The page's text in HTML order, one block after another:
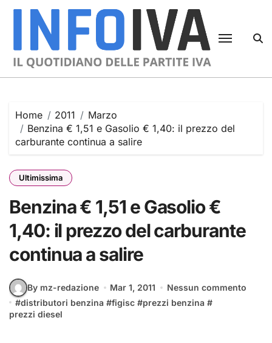
Skip
Home 2011
Marzo
Benzina € 1,51 e Gasolio € 1,40: il prezzo del
carburante continua a salire
Ultimissima
Benzina € 1,51 e Gasolio €
1,40: il prezzo del carburante
continua a salire
By mz-redazione Mar 1, 2011
Nessun commento
#distributori benzina #figisc #prezzi benzina #
prezzi diesel